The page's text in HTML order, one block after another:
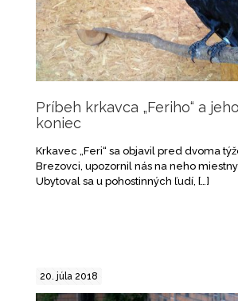
Príbeh krkavca „Feriho“ a
koniec
Krkavec „Feri“ sa objavil pred dvoma
Brezovci, upozornil nás na neho miestny
Ubytoval sa u pohostinných ľudí, […]
20. júla 2018